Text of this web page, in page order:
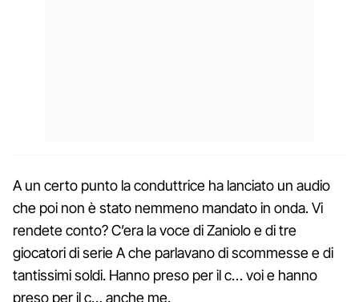
A un certo punto la conduttrice ha lanciato un audio
che poi non è stato nemmeno mandato in onda. Vi
rendete conto? C’era la voce di Zaniolo e di tre
giocatori di serie A che parlavano di scommesse e di
tantissimi soldi. Hanno preso per il c… voi e hanno
preso per il c… anche me.